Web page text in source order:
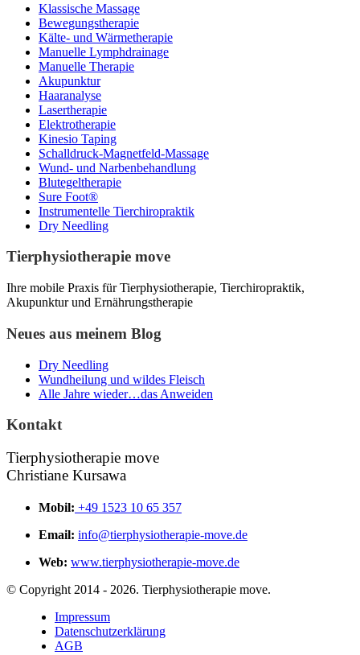
Klassische Massage
Bewegungstherapie
Kälte- und Wärmetherapie
Manuelle Lymphdrainage
Manuelle Therapie
Akupunktur
Haaranalyse
Lasertherapie
Elektrotherapie
Kinesio Taping
Schalldruck-Magnetfeld-Massage
Wund- und Narbenbehandlung
Blutegeltherapie
Sure Foot®
Instrumentelle Tierchiropraktik
Dry Needling
Tierphysiotherapie move
Ihre mobile Praxis für Tierphysiotherapie, Tierchiropraktik,
Akupunktur und Ernährungstherapie
Neues aus meinem Blog
Dry Needling
Wundheilung und wildes Fleisch
Alle Jahre wieder…das Anweiden
Kontakt
Tierphysiotherapie move
Christiane Kursawa
Mobil: +49 1523 10 65 357
Email: info@tierphysiotherapie-move.de
Web: www.tierphysiotherapie-move.de
© Copyright 2014 - 2026. Tierphysiotherapie move.
Impressum
Datenschutzerklärung
AGB